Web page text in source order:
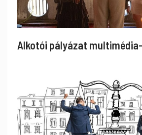
Alkotói pályázat